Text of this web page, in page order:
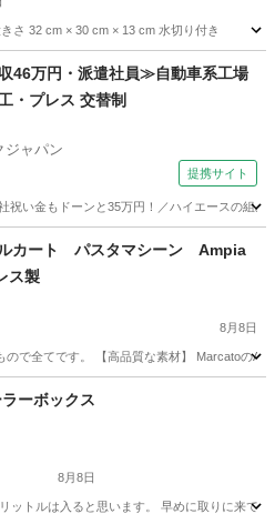
さ 32 cm × 30 cm × 13 cm 水切り付き
調理器具
46万円・派遣社員≫自動車系工場
・プレス 交替制
ジャパン
提携サイト
祝い金もドーンと35万円！／ハイエースの組
カート パスタマシーン Ampia
ス製
8月8日
ので全てです。 【高品質な素材】 Marcatoの
Marcato
ーボックス
8月8日
ットルは入ると思います。 早めに取りに来てく